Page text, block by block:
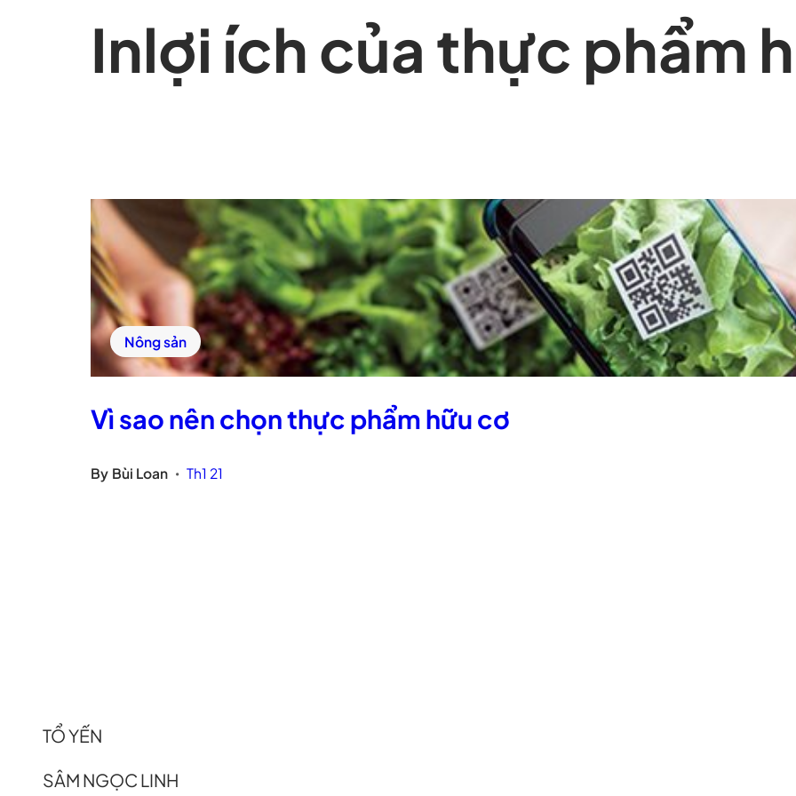
Inlợi ích của thực phẩm
Nông sản
Vì sao nên chọn thực phẩm hữu cơ
By Bùi Loan • Th1 21
TỔ YẾN
SÂM NGỌC LINH